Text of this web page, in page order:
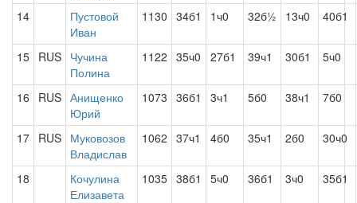
14
Пустовой
Иван
1130 34б1 1ч0 32б½ 13ч0 40б1
15 RUS Чучина
Полина
1122 35ч0 27б1 39ч1 30б1 5ч0
16 RUS Анищенко
Юрий
1073 36б1 3ч1 5б0 38ч1 7б0
17 RUS Муковозов
Владислав
1062 37ч1 4б0 35ч1 2б0 30ч0
18
Кочулина
Елизавета
1035 38б1 5ч0 36б1 3ч0 35б1